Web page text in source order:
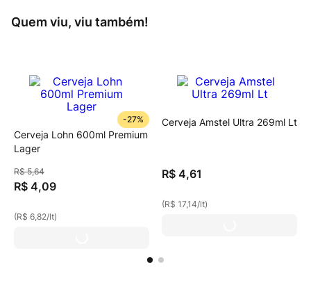
Quem viu, viu também!
-27%
Cerveja Lohn 600ml Premium
Lager
R$ 5,64
R$ 4,09
(R$ 6,82/lt)
Cerveja Amstel Ultra 269ml Lt
R$ 4,61
(R$ 17,14/lt)